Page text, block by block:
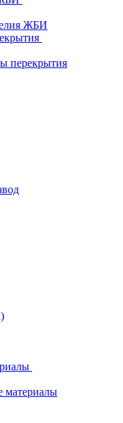
ЖБИ
перекрытия
материалы